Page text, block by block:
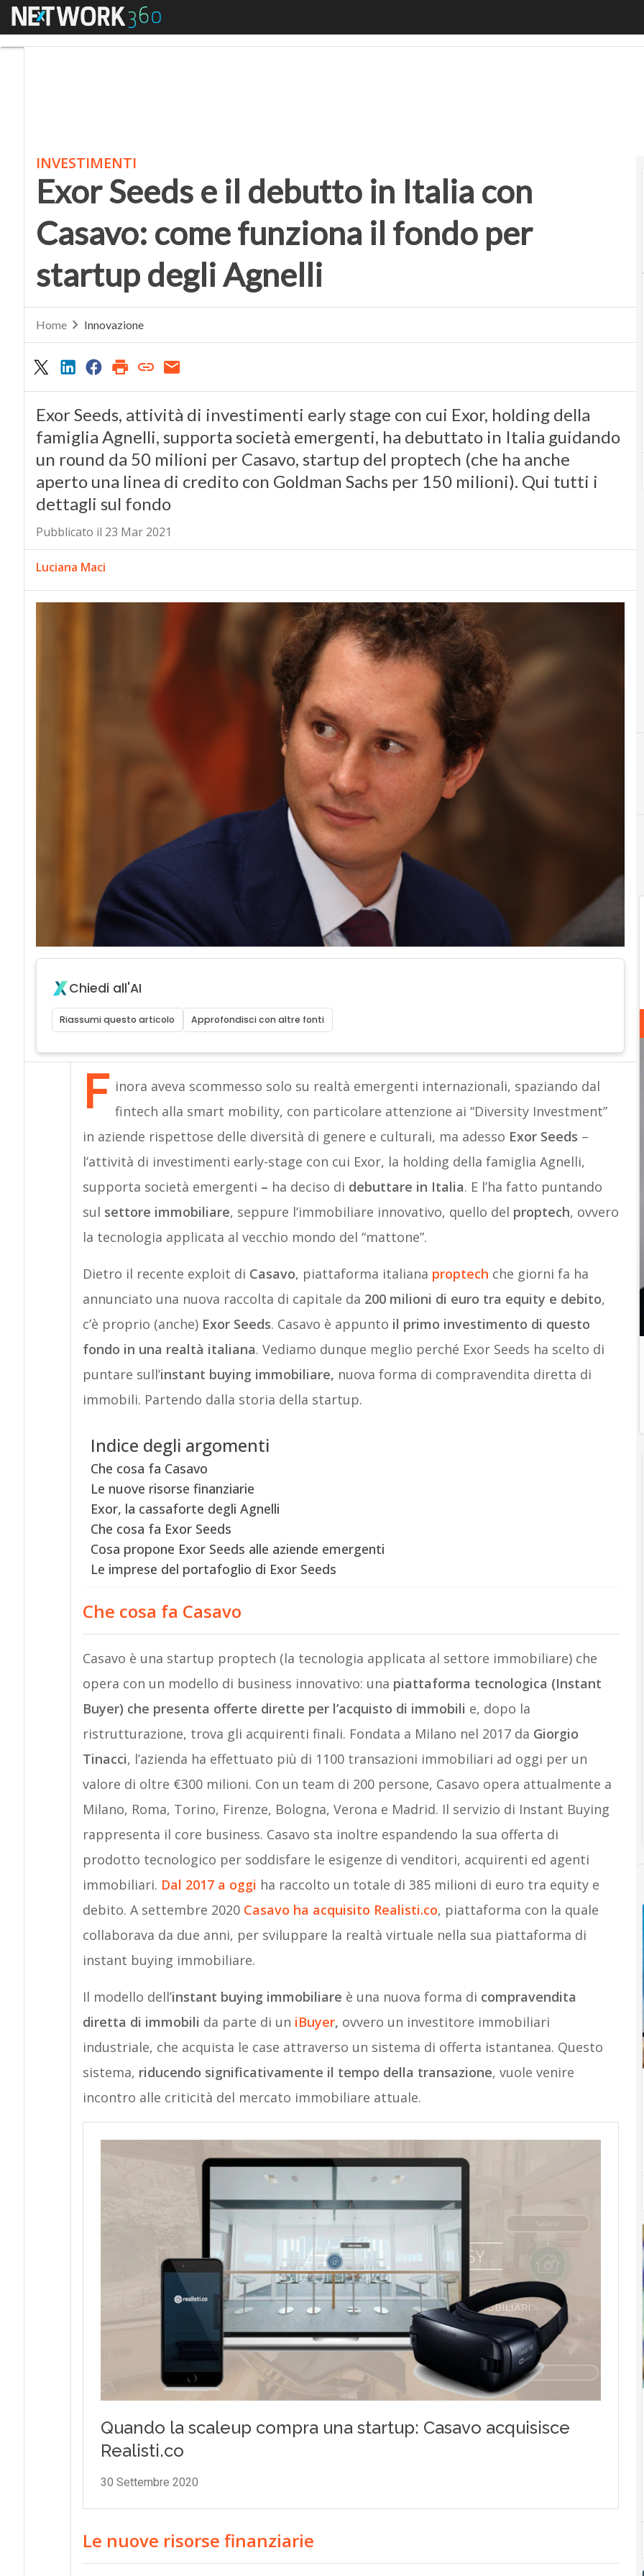
Menu
INVESTIMENTI
Exor Seeds e il debutto in Italia con
Casavo: come funziona il fondo per
startup degli Agnelli
Home Innovazione
Exor Seeds, attività di investimenti early stage con cui Exor, holding della
famiglia Agnelli, supporta società emergenti, ha debuttato in Italia guidando
un round da 50 milioni per Casavo, startup del proptech (che ha anche
aperto una linea di credito con Goldman Sachs per 150 milioni). Qui tutti i
dettagli sul fondo
Pubblicato il 23 Mar 2021
Luciana Maci
Chiedi all'AI
Riassumi questo articolo Approfondisci con altre fonti
F inora aveva scommesso solo su realtà emergenti internazionali, spaziando dal
fintech alla smart mobility, con particolare attenzione ai “Diversity Investment”
in aziende rispettose delle diversità di genere e culturali, ma adesso Exor Seeds –
l’attività di investimenti early-stage con cui Exor, la holding della famiglia Agnelli,
supporta società emergenti – ha deciso di debuttare in Italia. E l’ha fatto puntando
sul settore immobiliare, seppure l’immobiliare innovativo, quello del proptech, ovvero
la tecnologia applicata al vecchio mondo del “mattone”.
Dietro il recente exploit di Casavo, piattaforma italiana proptech che giorni fa ha
annunciato una nuova raccolta di capitale da 200 milioni di euro tra equity e debito,
c’è proprio (anche)Exor Seeds. Casavo è appunto il primo investimento di questo
fondo in una realtà italiana. Vediamo dunque meglio perché Exor Seeds ha scelto di
puntare sull’instant buying immobiliare, nuova forma di compravendita diretta di
immobili. Partendo dalla storia della startup.
Indice degli argomenti
Che cosa fa Casavo
Le nuove risorse finanziarie
Exor, la cassaforte degli Agnelli
Che cosa fa Exor Seeds
Cosa propone Exor Seeds alle aziende emergenti
Le imprese del portafoglio di Exor Seeds
Che cosa fa Casavo
Casavo è una startup proptech (la tecnologia applicata al settore immobiliare) che
opera con un modello di business innovativo: una piattaforma tecnologica (Instant
Buyer) che presenta offerte dirette per l’acquisto di immobili e, dopo la
ristrutturazione, trova gli acquirenti finali. Fondata a Milano nel 2017 da Giorgio
Tinacci, l’azienda ha effettuato più di 1100 transazioni immobiliari ad oggi per un
valore di oltre €300 milioni. Con un team di 200 persone, Casavo opera attualmente a
Milano, Roma, Torino, Firenze, Bologna, Verona e Madrid. Il servizio di Instant Buying
rappresenta il core business. Casavo sta inoltre espandendo la sua offerta di
prodotto tecnologico per soddisfare le esigenze di venditori, acquirenti ed agenti
immobiliari. Dal 2017 a oggi ha raccolto un totale di 385 milioni di euro tra equity e
debito. A settembre 2020 Casavo ha acquisito Realisti.co, piattaforma con la quale
collaborava da due anni, per sviluppare la realtà virtuale nella sua piattaforma di
instant buying immobiliare.
Il modello dell’instant buying immobiliare è una nuova forma di compravendita
diretta di immobili da parte di un iBuyer, ovvero un investitore immobiliari
industriale, che acquista le case attraverso un sistema di offerta istantanea. Questo
sistema, riducendo significativamente il tempo della transazione, vuole venire
incontro alle criticità del mercato immobiliare attuale.
Le nuove risorse finanziarie